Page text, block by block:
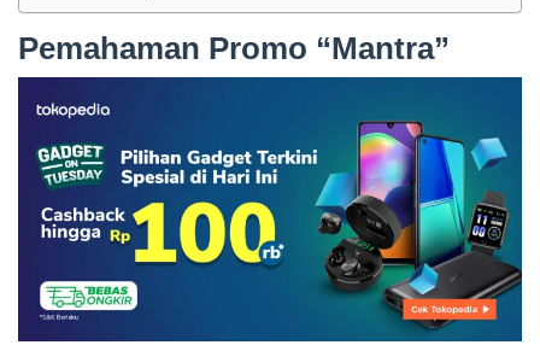
Pemahaman Promo “Mantra”